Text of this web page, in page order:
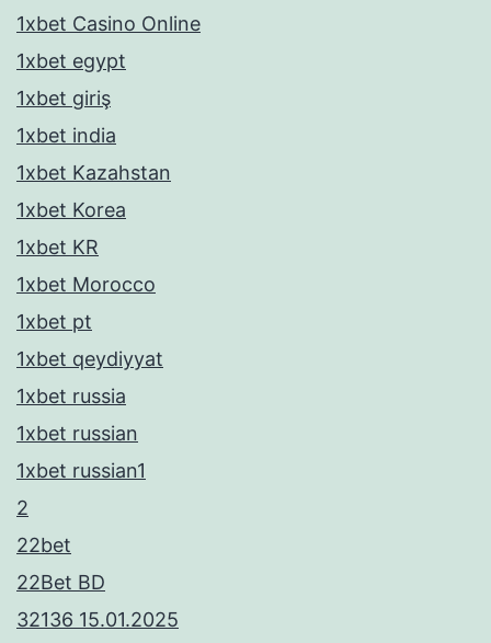
1xbet Casino Online
1xbet egypt
1xbet giriş
1xbet india
1xbet Kazahstan
1xbet Korea
1xbet KR
1xbet Morocco
1xbet pt
1xbet qeydiyyat
1xbet russia
1xbet russian
1xbet russian1
2
22bet
22Bet BD
32136 15.01.2025